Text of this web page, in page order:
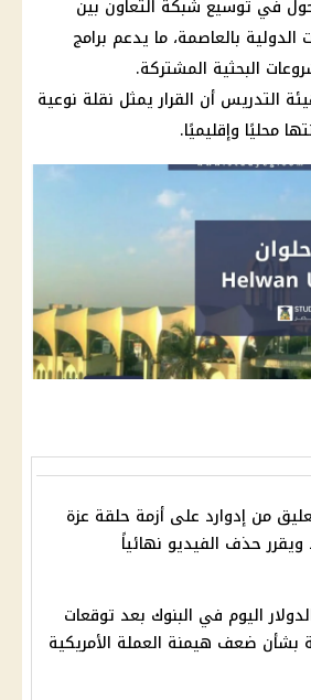
في توسيع شبكة التعاون بين
الدولية بالعاصمة، ما يدعم برامج
البحثية المشتركة.
التدريس أن القراريمثل نقلة نوعية
محليًا وإقليميًا.
من إدوارد على أزمة حلقة عزة
حذف الفيديو نهائياً
اليوم في البنوك بعد توقعات
بشأن ضعف هيمنة العملة الأمريكية